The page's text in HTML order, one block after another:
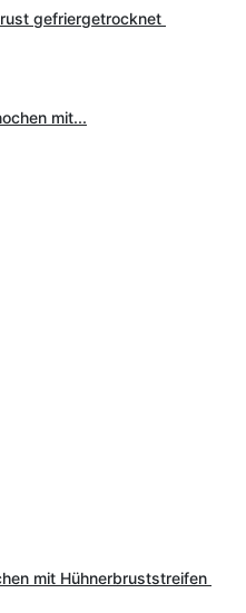
gefriergetrocknet
mit Hühnerbruststreifen